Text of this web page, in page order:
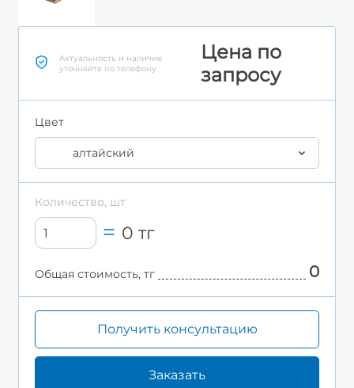
Актуальность и наличие
уточняйте по телефону
Цена по
запросу
Цвет
алтайский
Количество, шт
0тг
Общая стоимость, тг 0
Получить консультацию
Заказать